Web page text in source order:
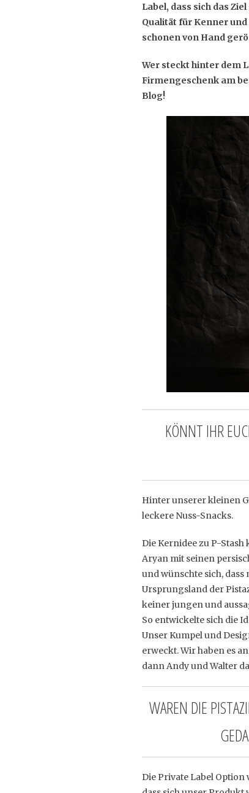
Label, dass sich das
Qualität für Kenner
schonen von Hand
Wer steckt hinter dem
Firmengeschenk am
Blog!
KÖNNT IHR
Hinter unserer kleinen
leckere Nuss-Snacks.
Die Kernidee zu P-
Aryan mit seinen
und wünschte sich,
Ursprungsland der
keiner jungen und
So entwickelte sich die
Unser Kumpel und
erweckt. Wir haben es
dann Andy und Walter
WAREN DIE
Die Private Label